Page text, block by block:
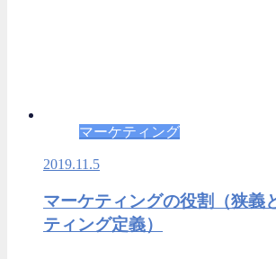
マーケティング
2019.11.5
マーケティングの役割（狭義
ティング定義）